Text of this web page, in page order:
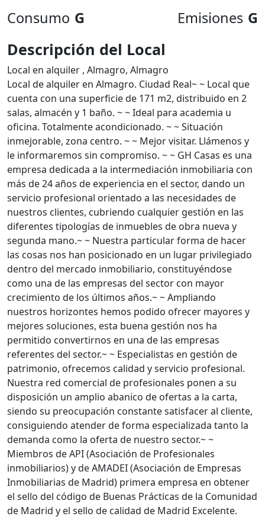
Consumo G Emisiones G
Descripción del Local
Local en alquiler , Almagro, Almagro
Local de alquiler en Almagro. Ciudad Real~ ~ Local que
cuenta con una superficie de 171 m2, distribuido en 2
salas, almacén y 1 baño. ~ ~ Ideal para academia u
oficina. Totalmente acondicionado. ~ ~ Situación
inmejorable, zona centro. ~ ~ Mejor visitar. Llámenos y
le informaremos sin compromiso. ~ ~ GH Casas es una
empresa dedicada a la intermediación inmobiliaria con
más de 24 años de experiencia en el sector, dando un
servicio profesional orientado a las necesidades de
nuestros clientes, cubriendo cualquier gestión en las
diferentes tipologías de inmuebles de obra nueva y
segunda mano.~ ~ Nuestra particular forma de hacer
las cosas nos han posicionado en un lugar privilegiado
dentro del mercado inmobiliario, constituyéndose
como una de las empresas del sector con mayor
crecimiento de los últimos años.~ ~ Ampliando
nuestros horizontes hemos podido ofrecer mayores y
mejores soluciones, esta buena gestión nos ha
permitido convertirnos en una de las empresas
referentes del sector.~ ~ Especialistas en gestión de
patrimonio, ofrecemos calidad y servicio profesional.
Nuestra red comercial de profesionales ponen a su
disposición un amplio abanico de ofertas a la carta,
siendo su preocupación constante satisfacer al cliente,
consiguiendo atender de forma especializada tanto la
demanda como la oferta de nuestro sector.~ ~
Miembros de API (Asociación de Profesionales
inmobiliarios) y de AMADEI (Asociación de Empresas
Inmobiliarias de Madrid) primera empresa en obtener
el sello del código de Buenas Prácticas de la Comunidad
de Madrid y el sello de calidad de Madrid Excelente.